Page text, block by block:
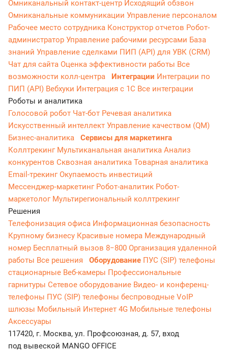
Омниканальный контакт-центр Исходящий обзвон
Омниканальные коммуникации Управление персоналом
Рабочее место сотрудника Конструктор отчетов Робот-
администратор Управление рабочими ресурсами База
знаний Управление сделками ПИП (API) для УВК (CRM)
Чат для сайта Оценка эффективности работы Все
возможности колл-центра
Интеграции Интеграции по
ПИП (API) Вебхуки Интеграция с 1С Все интеграции
Роботы и аналитика
Голосовой робот Чат-бот Речевая аналитика
Искусственный интеллект Управление качеством (QM)
Бизнес-аналитика
Сервисы для маркетинга
Коллтрекинг Мультиканальная аналитика Анализ
конкурентов Сквозная аналитика Товарная аналитика
Email-трекингОкупаемость инвестиций
Мессенджер‑маркетинг Робот-аналитик Робот-
маркетолог Мультирегиональный коллтрекинг
Решения
Телефонизация офиса Информационная безопасность
Крупному бизнесу Красивые номера Международный
номер Бесплатный вызов 8−800 Организация удаленной
работы Все решения Оборудование ПУС (SIP) телефоны
стационарные Веб-камеры Профессиональные
гарнитуры Сетевое оборудование Видео- и конференц-
телефоны ПУС (SIP) телефоны беспроводные VoIP
шлюзы Мобильный Интернет 4G Мобильные телефоны
Аксессуары
117420, г. Москва, ул. Профсоюзная, д. 57, вход
под вывеской MANGO OFFICE